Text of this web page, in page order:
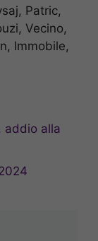
Patric,
Vecino,
Immobile,
addio alla